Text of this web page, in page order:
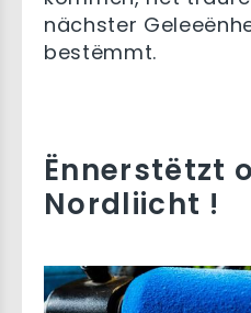
nächster
bestëmmt.
Ënnerstëtzt
Nordliicht !